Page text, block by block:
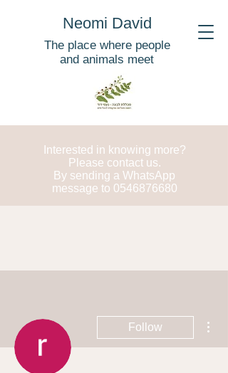
Neomi David
The place where people
and animals meet
Interested in knowing more?
Please contact us.
By sending a WhatsApp
message to 0546876680
Follow